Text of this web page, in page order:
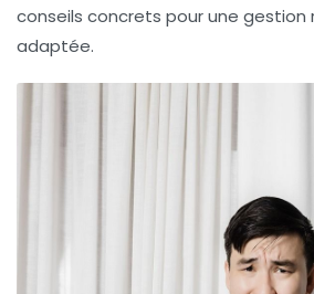
conseils concrets pour une gestion
adaptée.